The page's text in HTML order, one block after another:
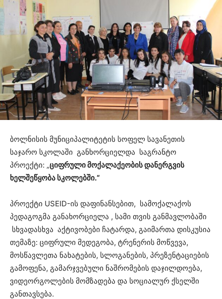
ბოლნისის მუნიციპალიტეტის სოფელ სავანეთის
საჯარო სკოლაში განხორციელდა საგრანტო
პროექტი: „ციფრული მოქალაქეობის დანერგვის
ხელშეწყობა სკოლებში.“
პროექტი USEID-ის დაფინანსებით, სამოქალაქოს
პედაგოგმა განახორციელა , სამი თვის განმავლობაში
სხვადასხვა აქტივობები ჩატარდა, გაიმართა დისკუსია
თემაზე: ციფრული მედეგობა, ტრენერის მოწვევა,
მოსწავლეთა ნახატების, სლოგანების, პრეზენტაციების
გამოფენა, გამარჯვებული ნაშრომების დაჯილდოება,
ვიდეორგოლების მომზადება და სოციალურ ქსელში
განთავსება.